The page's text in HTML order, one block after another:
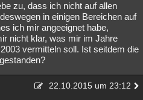
zu, dass ich nicht auf allen
in einigen Bereichen auf
ich mir angeeignet habe,
nicht klar, was mir im Jahre
vermitteln soll. Ist seitdem die
22.10.2015 um 23:12